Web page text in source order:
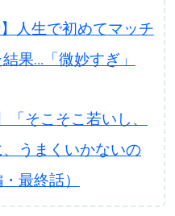
】人生で初めてマッチ
果…「微妙すぎ」
「そこそこ若いし、
うまくいかないの
最終話）